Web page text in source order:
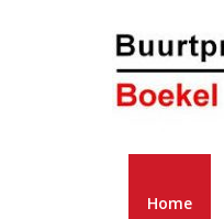
Home